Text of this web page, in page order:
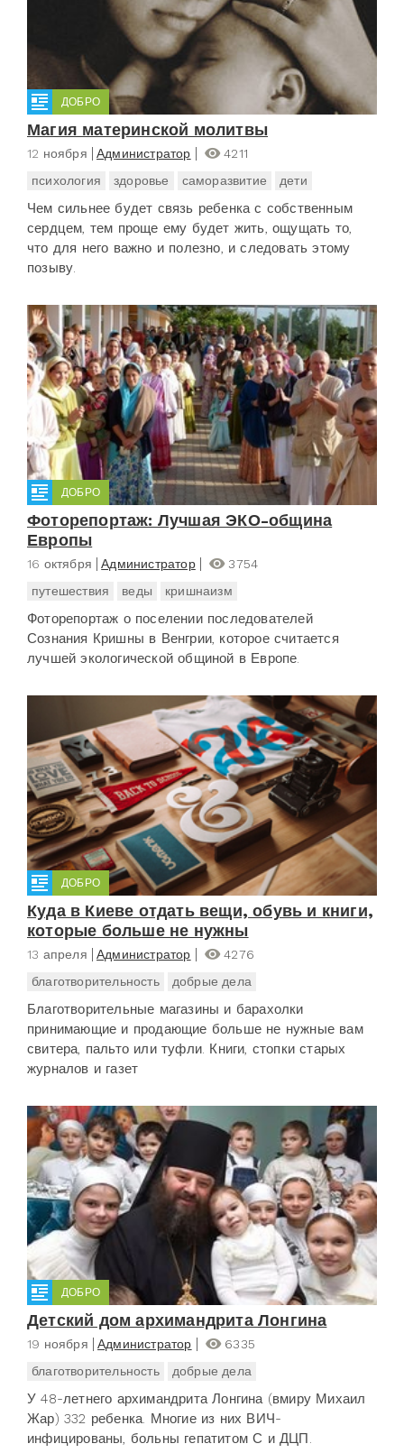
ДОБРО
Магия материнской молитвы
12 ноября Администратор
4211
психология
здоровье саморазвитие дети
Чем сильнее будет связь ребенка с собственным
сердцем, тем проще ему будет жить, ощущать то,
что для него важно и полезно, и следовать этому
позыву.
ДОБРО
Фоторепортаж: Лучшая ЭКО-община
Европы
16 октября Администратор
3754
путешествия
веды кришнаизм
Фоторепортаж о поселении последователей
Сознания Кришны в Венгрии, которое считается
лучшей экологической общиной в Европе.
ДОБРО
Куда в Киеве отдать вещи, обувь и книги,
которые больше не нужны
13 апреля Администратор
4276
благотворительность
добрые дела
Благотворительные магазины и барахолки
принимающие и продающие больше не нужные вам
свитера, пальто или туфли. Книги, стопки старых
журналов и газет
ДОБРО
Детский дом архимандрита Лонгина
19 ноября Администратор
6335
благотворительность
добрые дела
У 48-летнего архимандрита Лонгина (вмиру Михаил
Жар) 332 ребенка. Многие из них ВИЧ-
инфицированы, больны гепатитом С и ДЦП.